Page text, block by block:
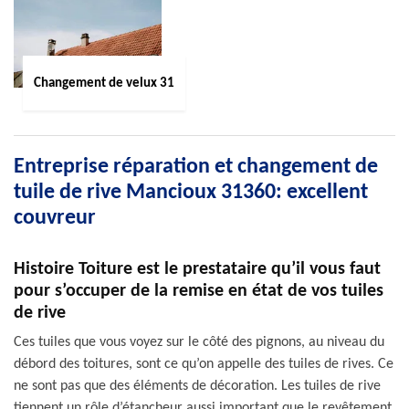
Changement de velux 31
Entreprise réparation et changement de
tuile de rive Mancioux 31360: excellent
couvreur
Histoire Toiture est le prestataire qu’il vous faut
pour s’occuper de la remise en état de vos tuiles
de rive
Ces tuiles que vous voyez sur le côté des pignons, au niveau du
débord des toitures, sont ce qu’on appelle des tuiles de rives. Ce
ne sont pas que des éléments de décoration. Les tuiles de rive